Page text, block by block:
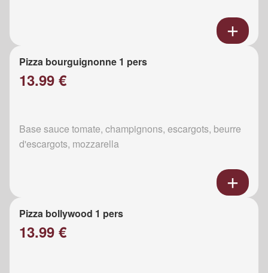
Pizza bourguignonne 1 pers
13.99 €
Base sauce tomate, champignons, escargots, beurre
d'escargots, mozzarella
Pizza bollywood 1 pers
13.99 €